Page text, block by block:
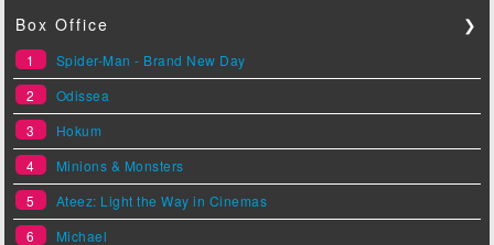
Box Office ❯
1
Spider-Man - Brand New Day
2
Odissea
3
Hokum
4
Minions & Monsters
5
Ateez: Light the Way in Cinemas
6
Michael